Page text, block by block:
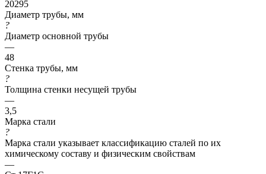
20295
Диаметр трубы, мм
?
Диаметр основной трубы
—
48
Стенка трубы, мм
?
Толщина стенки несущей трубы
—
3,5
Марка стали
?
Марка стали указывает классификацию сталей по их
химическому составу и физическим свойствам
—